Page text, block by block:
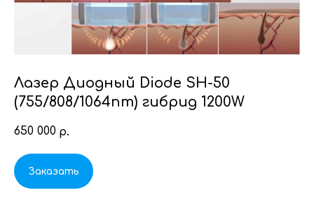
Лазер Диодный Diode SH-50
(755/808/1064nm) гибрид 1200W
650 000 р.
Заказать